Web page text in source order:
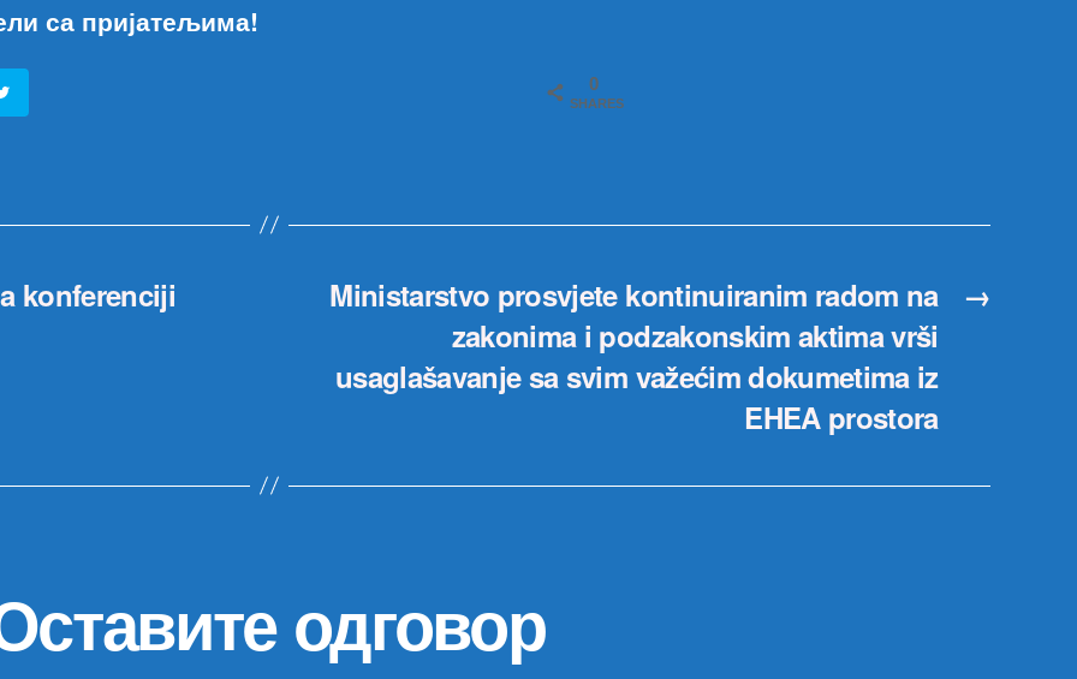
са пријатељима!
0
SHARES
konferenciji
→
Ministarstvo prosvjete kontinuiranim radom na
zakonima i podzakonskim aktima vrši
usaglašavanje sa svim važećim dokumetima iz
EHEA prostora
одговор